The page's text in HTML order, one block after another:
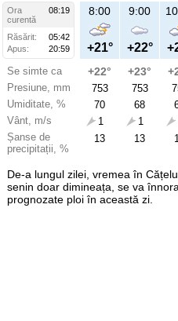
Ora
08:19
curentă
Răsărit:
05:42
Apus:
20:59
Se simte ca
Presiune, mm
Umiditate, %
Vânt, m/s
Șanse de
precipitații, %
8:00
+21°
+22°
753
70
1
13
9:00
+22°
+23°
753
68
1
13
De-a lungul zilei, vremea în
senin doar dimineața, se va
prognozate ploi în această zi.